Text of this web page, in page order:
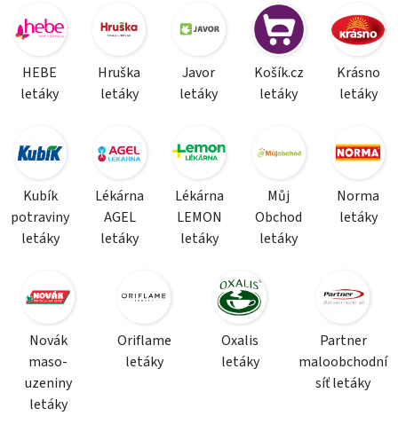
HEBE
letáky
Hruška
letáky
Javor
letáky
Košík.cz
letáky
Krásno
letáky
Kubík
potraviny
letáky
Lékárna
AGEL
letáky
Lékárna
LEMON
letáky
Můj
Obchod
letáky
Norma
letáky
Novák
maso-
uzeniny
letáky
Oriflame
letáky
Oxalis
letáky
Partner
maloobchodní
síť letáky